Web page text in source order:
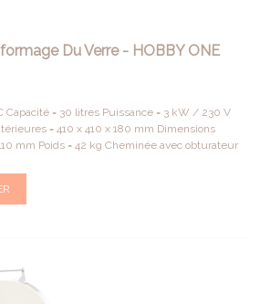
Du Verre - HOBBY ONE
Capacité = 30 litres Puissance = 3 kW / 230 V
= 410 x 410 x 180 mm Dimensions
mm Poids = 42 kg Cheminée avec obturateur